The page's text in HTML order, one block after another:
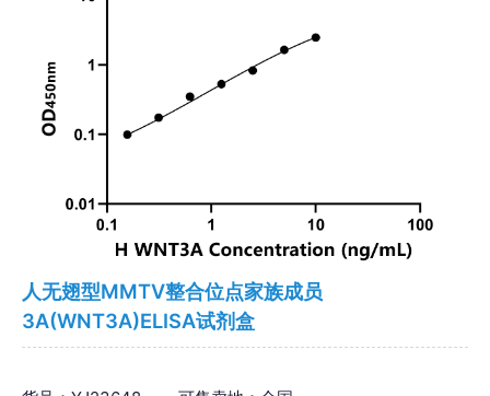
人无翅型MMTV整合位点家族成员
3A(WNT3A)ELISA试剂盒